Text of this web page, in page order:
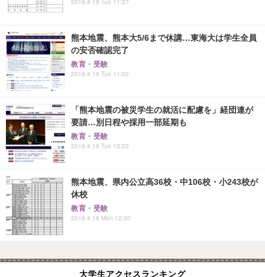
熊本地震、熊本大5/6まで休講…東海大は学生全員
の安否確認完了
教育・受験
2016.4.19 Tue 11:02
「熊本地震の被災学生の就活に配慮を」経団連が
要請…別日程や採用一部延期も
教育・受験
2016.4.19 Tue 12:22
熊本地震、県内公立高36校・中106校・小243校が
休校
教育・受験
2016.4.18 Mon 12:20
大学生アクセスランキング